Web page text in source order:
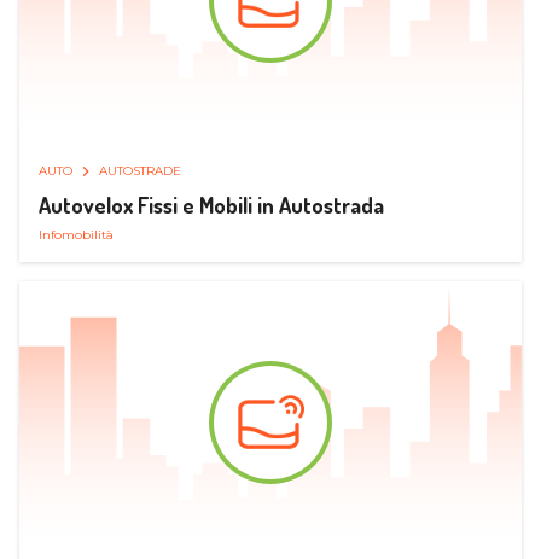
AUTO AUTOSTRADE
Autovelox Fissi e Mobili in Autostrada
Infomobilità